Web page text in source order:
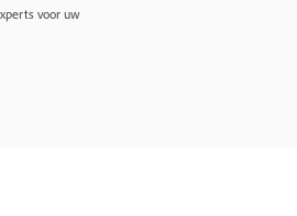
voor uw